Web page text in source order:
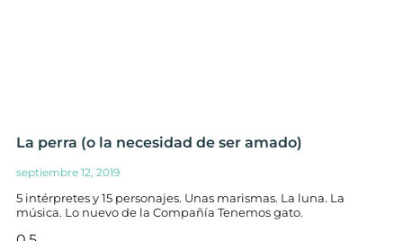
La perra (o la necesidad de ser amado)
septiembre 12, 2019
5 intérpretes y 15 personajes. Unas marismas. La luna. La
música. Lo nuevo de la Compañía Tenemos gato.